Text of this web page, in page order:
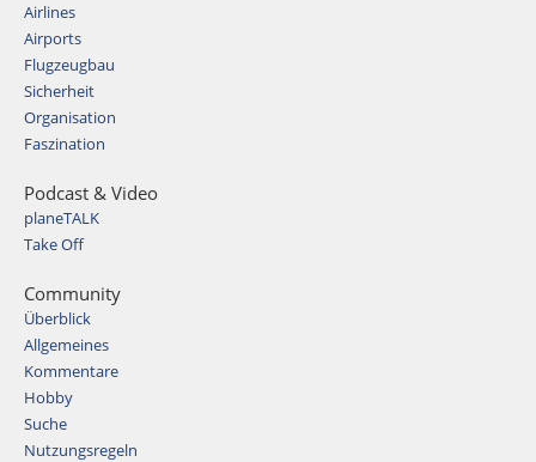
Airlines
Airports
Flugzeugbau
Sicherheit
Organisation
Faszination
Podcast & Video
planeTALK
Take Off
Community
Überblick
Allgemeines
Kommentare
Hobby
Suche
Nutzungsregeln